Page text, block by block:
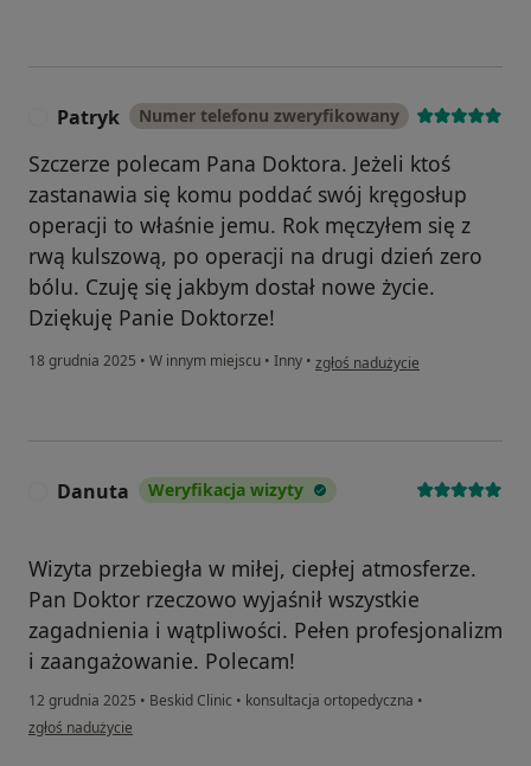
Patryk Numer telefonu zweryfikowany
Szczerze polecam Pana Doktora. Jeżeli ktoś
zastanawia się komu poddać swój kręgosłup
operacji to właśnie jemu. Rok męczyłem się z
rwą kulszową, po operacji na drugi dzień zero
bólu. Czuję się jakbym dostał nowe życie.
Dziękuję Panie Doktorze!
18 grudnia 2025 • W innym miejscu • Inny • w opinii użytkownika Patryk
zgłoś nadużycie
Danuta Weryfikacja wizyty
Wizyta przebiegła w miłej, ciepłej atmosferze.
Pan Doktor rzeczowo wyjaśnił wszystkie
zagadnienia i wątpliwości. Pełen profesjonalizm
i zaangażowanie. Polecam!
12 grudnia 2025 • Beskid Clinic • konsultacja ortopedyczna •
w opinii użytkownika Danuta
zgłoś nadużycie